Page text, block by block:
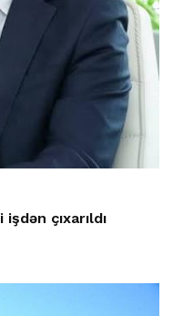
çıxarıldı